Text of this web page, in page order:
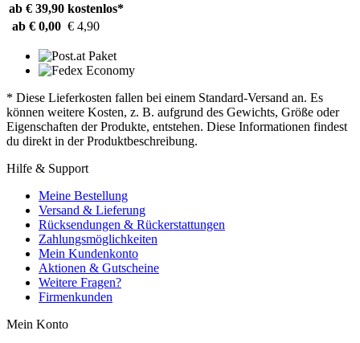
ab € 39,90 kostenlos*
ab € 0,00 € 4,90
* Diese Lieferkosten fallen bei einem Standard-Versand an. Es
können weitere Kosten, z. B. aufgrund des Gewichts, Größe oder
Eigenschaften der Produkte, entstehen. Diese Informationen findest
du direkt in der Produktbeschreibung.
Hilfe & Support
Meine Bestellung
Versand & Lieferung
Rücksendungen & Rückerstattungen
Zahlungsmöglichkeiten
Mein Kundenkonto
Aktionen & Gutscheine
Weitere Fragen?
Firmenkunden
Mein Konto